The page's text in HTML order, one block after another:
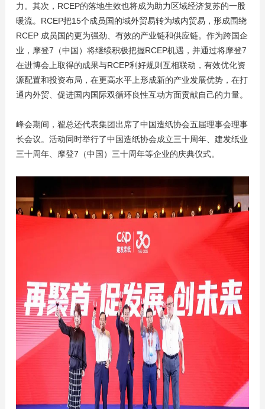
力。其次，RCEP的落地生效也将成为助力区域经济复苏的一股
暖流。RCEP把15个成员国的域外贸易转为域内贸易，形成围绕
RCEP 成员国的更为强劲、有效的产业链和供应链。作为跨国企
业，摩登7（中国）将继续积极把握RCEP机遇，并通过将摩登7
在进博会上取得的成果与RCEP利好规则互相联动，有效优化资
源配置和投资布局，在更高水平上形成新的产业发展优势，在打
通内外贸、促进国内国际双循环良性互动方面贡献自己的力量。
峰会期间，翟总还代表集团出席了中国造纸协会五届理事会理事
长会议。活动同时举行了中国造纸协会成立三十周年、建发纸业
三十周年、摩登7（中国）三十周年等企业的庆典仪式。